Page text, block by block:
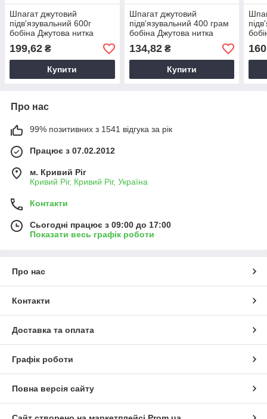
Шпагат джутовий
підв'язувальний 600г
бобіна Джутова нитка
канат для рукоділля
Мотузка МТЕХ
199,62 ₴
Купити
Шпагат джутовий
підв'язувальний 400 грам
бобіна Джутова нитка
канат для декору
рукоділля Мотузка МТЕХ
134,82₴
Купити
Про нас
99% позитивних з 1541 відгука за рік
Працює з 07.02.2012
м. Кривий Ріг
Кривий Ріг, Кривий Ріг, Україна
Контакти
Сьогодні працює з 09:00 до 17:00
Показати весь графік роботи
Про нас
Контакти
Доставка та оплата
Графік роботи
Повна версія сайту